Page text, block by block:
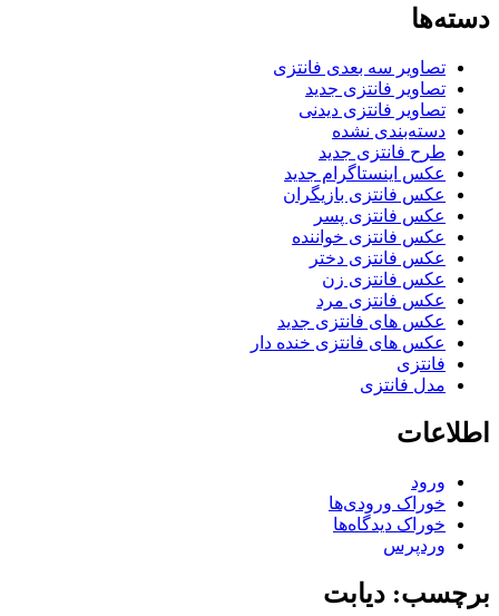
دسته‌ها
تصاویر سه بعدی فانتزی
تصاویر فانتزی جدید
تصاویر فانتزی دیدنی
دسته‌بندی نشده
طرح فانتزی جدید
عکس اینستاگرام جدید
عکس فانتزی بازیگران
عکس فانتزی پسر
عکس فانتزی خواننده
عکس فانتزی دختر
عکس فانتزی زن
عکس فانتزی مرد
عکس های فانتزی جدید
عکس های فانتزی خنده دار
فانتزی
مدل فانتزی
اطلاعات
ورود
خوراک ورودی‌ها
خوراک دیدگاه‌ها
وردپرس
برچسب: دیابت